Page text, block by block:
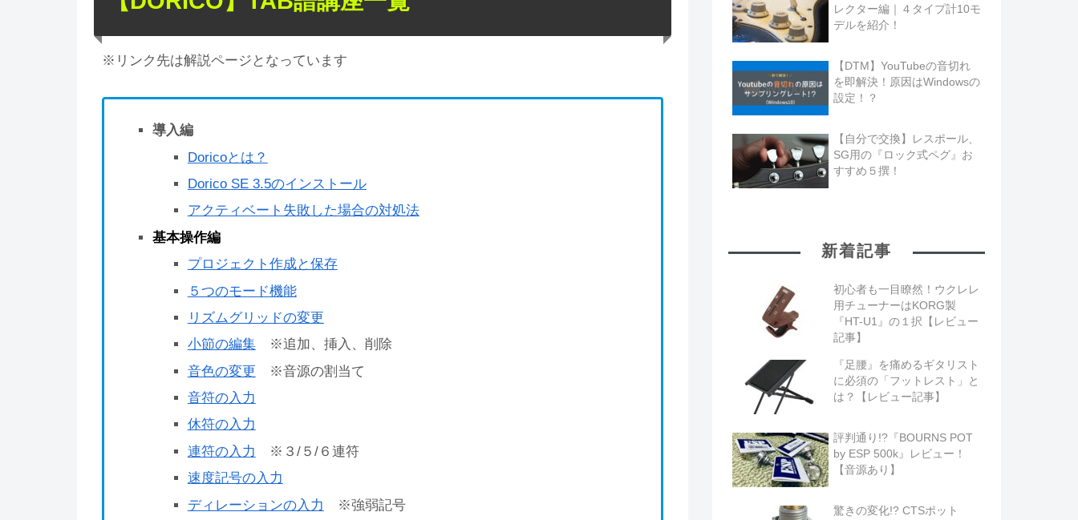
※リンク先は解説ページとなっています
導入編
Doricoとは？
Dorico SE 3.5のインストール
アクティベート失敗した場合の対処法
基本操作編
プロジェクト作成と保存
５つのモード機能
リズムグリッドの変更
小節の編集※追加、挿入、削除
音色の変更 ※音源の割当て
音符の入力
休符の入力
連符の入力 ※３/５/６連符
速度記号の入力
ディレーションの入力 ※強弱記号
レクター編｜４タイプ計10モ
デルを紹介！
【DTM】YouTubeの音切れ
を即解決！原因はWindowsの
設定！？
【自分で交換】レスポール、
SG用の『ロック式ペグ』お
すすめ５撰！
新着記事
初心者も一目瞭然！ウクレレ
用チューナーはKORG製
『HT-U1』の１択【レビュー
記事】
『足腰』を痛めるギタリスト
に必須の「フットレスト」と
は？【レビュー記事】
評判通り!?『BOURNS POT
by ESP 500k』レビュー！
【音源あり】
驚きの変化!? CTSポット